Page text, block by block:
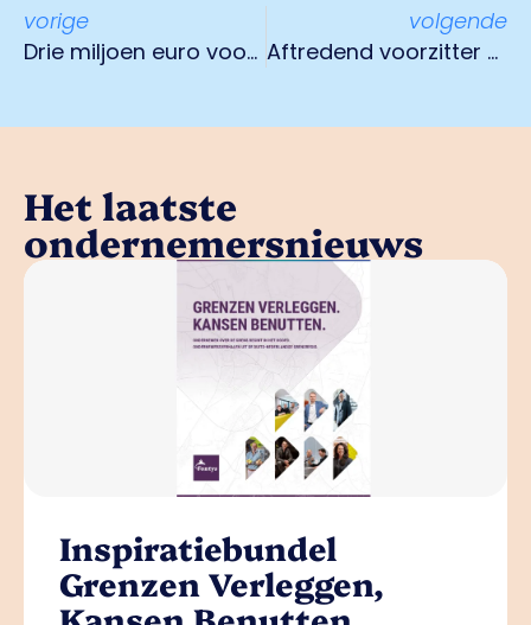
vorige
Drie miljoen euro voor het Kazernekwartier Venlo
volgende
Aftredend voorzitter Peter Thissen blikt terug
Het laatste
ondernemersnieuws
Inspiratiebundel
Grenzen Verleggen,